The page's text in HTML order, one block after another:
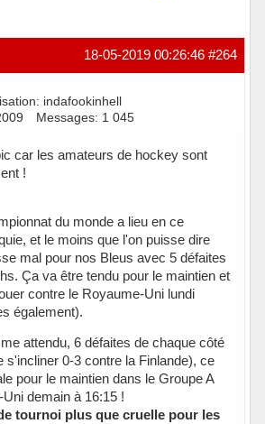
#264
18-05-2019 00:26:46
indafookinhell
Messages: 1 045
car les amateurs de hockey sont
!
du monde a lieu en ce
et le moins que l'on puisse dire
mal pour nos Bleus avec 5 défaites
Ça va être tendu pour le maintien et
contre le Royaume-Uni lundi
également).
attendu, 6 défaites de chaque côté
s'incliner 0-3 contre la Finlande), ce
pour le maintien dans le Groupe A
demain à 16:15 !
tournoi plus que cruelle pour les